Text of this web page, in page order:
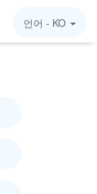
언어 - KO